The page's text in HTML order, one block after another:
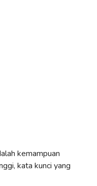
kemampuan
kata kunci yang